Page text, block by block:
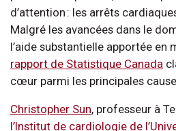
d’attention : les arrêts
Malgré les avancées dans le
l’aide substantielle apportée en
rapport de Statistique Canada
cœur parmi les principales
Christopher Sun, professeur à
l’Institut de cardiologie de